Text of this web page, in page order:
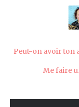
Peut-on avoir ton
Me faire